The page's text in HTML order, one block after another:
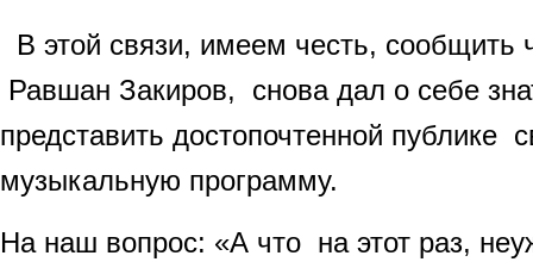
В этой связи, имеем честь, сообщить
Равшан Закиров, снова дал о себе
представить достопочтенной публике
музыкальную программу.
На наш вопрос: «А что на этот раз,